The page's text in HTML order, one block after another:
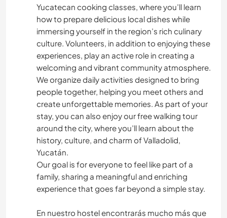
CAMPING
MANNSCHAFTSSPORTARTEN
GEBIRGE
OUTDOOR-AKTIVITÄTEN
STRAND
RADFAHREN
Yucatecan cooking classes, where you’ll learn
how to prepare delicious local dishes while
immersing yourself in the region’s rich culinary
culture. Volunteers, in addition to enjoying these
experiences, play an active role in creating a
welcoming and vibrant community atmosphere.
We organize daily activities designed to bring
people together, helping you meet others and
create unforgettable memories. As part of your
stay, you can also enjoy our free walking tour
around the city, where you’ll learn about the
history, culture, and charm of Valladolid,
Yucatán.
Our goal is for everyone to feel like part of a
family, sharing a meaningful and enriching
experience that goes far beyond a simple stay.
En nuestro hostel encontrarás mucho más que